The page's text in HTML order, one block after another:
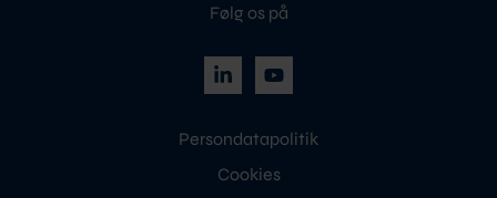
Følg os på
Persondatapolitik
Cookies